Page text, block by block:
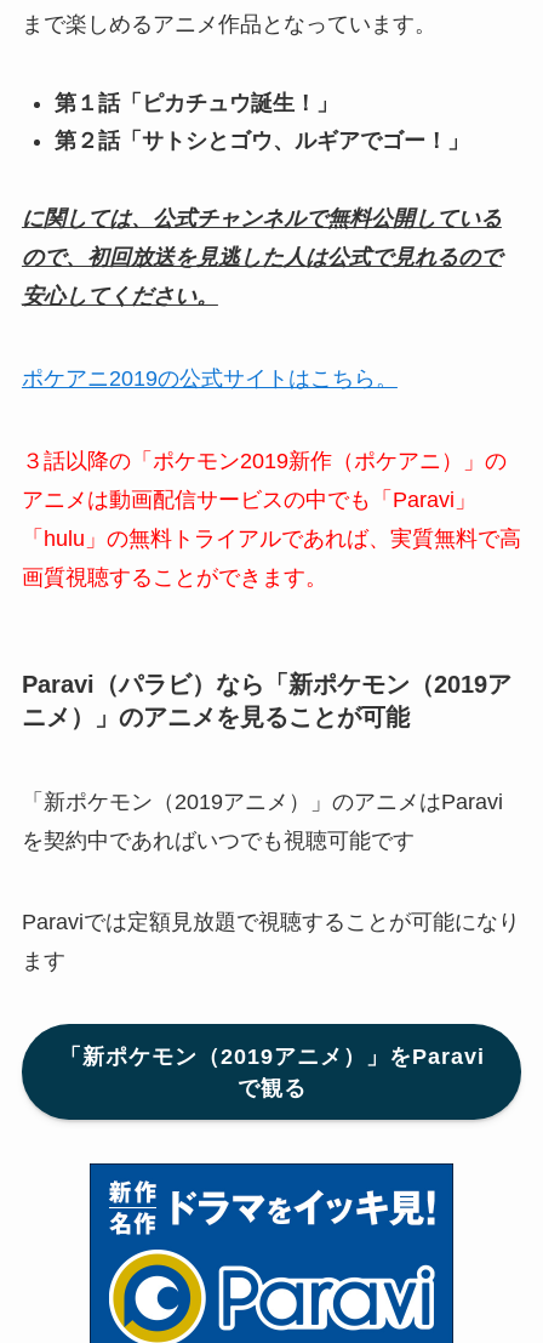
まで楽しめるアニメ作品となっています。
第１話「ピカチュウ誕生！」
第２話「サトシとゴウ、ルギアでゴー！」
に関しては、公式チャンネルで無料公開している
ので、初回放送を見逃した人は公式で見れるので
安心してください。
ポケアニ2019の公式サイトはこちら。
３話以降の「ポケモン2019新作（ポケアニ）」の
アニメは動画配信サービスの中でも「Paravi」
「hulu」の無料トライアルであれば、実質無料で高
画質視聴することができます。
Paravi（パラビ）なら「新ポケモン（2019ア
ニメ）」のアニメ を見ることが可能
「新ポケモン（2019アニメ）」のアニメはParavi
を契約中であればいつでも視聴可能です
Paraviでは定額見放題で視聴することが可能になり
ます
「新ポケモン（2019アニメ）」をParavi
で観る